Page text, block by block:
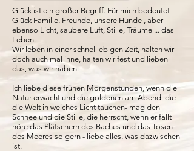
Glück ist ein großer Begriff. Für mich bedeutet
Glück Familie, Freunde, unsere Hunde , aber
ebenso Licht, saubere Luft, Stille, Träume ... das
Leben.
Wir leben in einer schnelllebigen Zeit, halten wir
doch auch mal inne, halten wir fest und lieben
das, was wir haben.
Ich liebe diese frühen Morgenstunden, wenn die
Natur erwacht und die goldenen am Abend, die
die Welt in weiches Licht tauchen- mag den
Schnee und die Stille, die herrscht, wenn er fällt -
höre das Plätschern des Baches und das Tosen
des Meeres so gern - liebe alles, was dazwischen
ist.